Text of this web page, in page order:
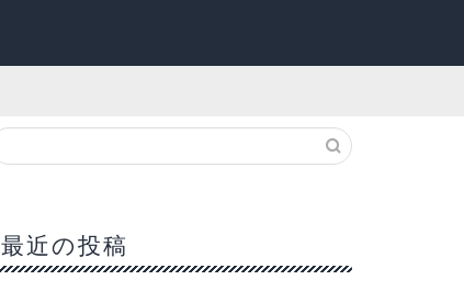
最近の投稿